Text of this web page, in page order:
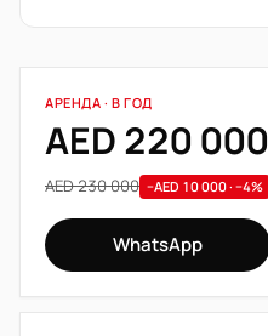
АРЕНДА · В ГОД
AED 220 000
AED 230 000 −AED 10 000 · −4%
WhatsApp